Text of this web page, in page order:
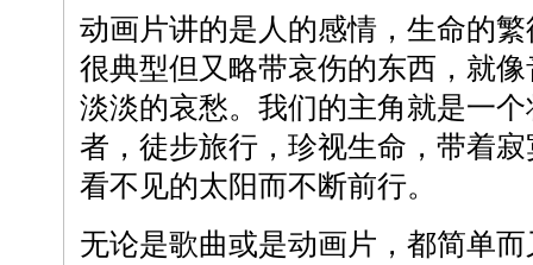
动画片讲的是人的感情，生命的
很典型但又略带哀伤的东西，就
淡淡的哀愁。我们的主角就是一
者，徒步旅行，珍视生命，带着
看不见的太阳而不断前行。
无论是歌曲或是动画片，都简单